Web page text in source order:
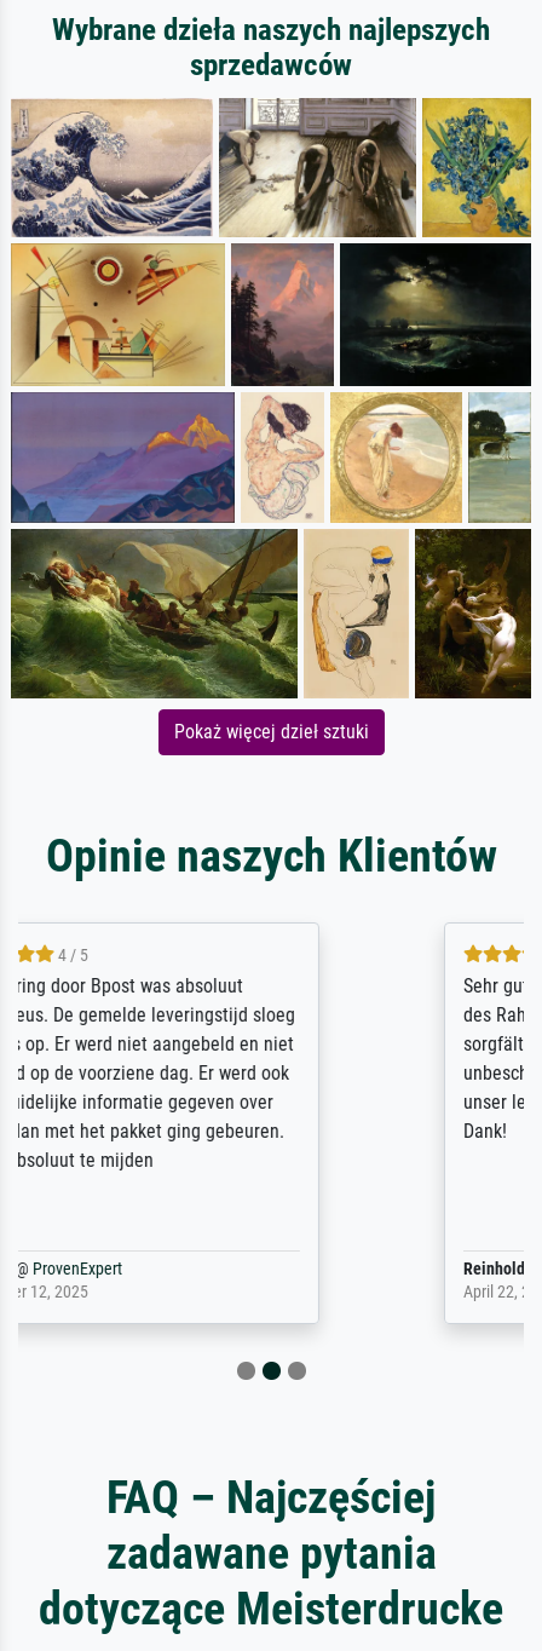
Wybrane dzieła naszych najlepszych
sprzedawców
Pokaż więcej dzieł sztuki
Opinie naszych Klientów
Sehr gute Qualität des Leinwanddrucks und
des Rahmens! Unser Bild wurde sehr
sorgfältig und sicher verpackt, so dass es
unbeschadet bei uns ankam. Es wird nicht
unser letzter Meisterdruck sein. Vielen
Dank!
Reinhold,
FAQ – Najczęściej
zadawane pytania
dotyczące Meisterdrucke